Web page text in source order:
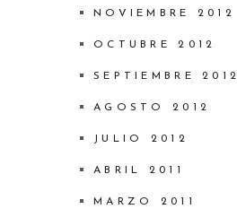
NOVIEMBRE 2012
OCTUBRE 2012
SEPTIEMBRE 2012
AGOSTO 2012
JULIO 2012
ABRIL 2011
MARZO 2011